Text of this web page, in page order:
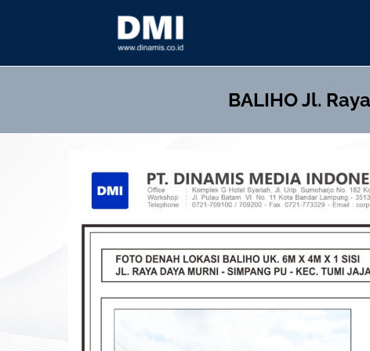
content
BALIHOJl.